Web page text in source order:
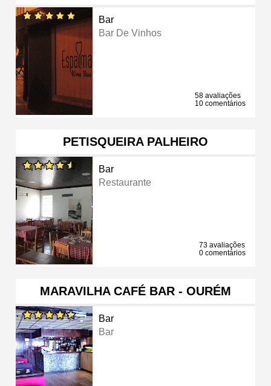
Bar
Bar De Vinhos
58 avaliações
10 comentários
PETISQUEIRA PALHEIRO
Bar
Restaurante
73 avaliações
0 comentários
MARAVILHA CAFÉ BAR - OURÉM
Bar
Bar